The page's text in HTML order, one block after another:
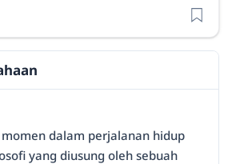
dalam perjalanan hidup
yang diusung oleh sebuah